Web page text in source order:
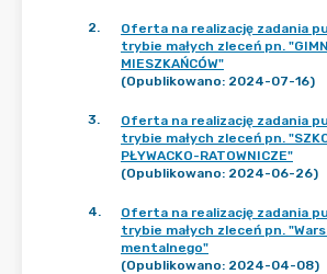
2.
Oferta na realizację zadania
trybie małych zleceń pn.
MIESZKAŃCÓW"
(Opublikowano: 2024-07-16)
3.
Oferta na realizację zadania
trybie małych zleceń pn.
PŁYWACKO-RATOWNICZE"
(Opublikowano: 2024-06-26)
4.
Oferta na realizację zadania
trybie małych zleceń pn.
mentalnego"
(Opublikowano: 2024-04-08)